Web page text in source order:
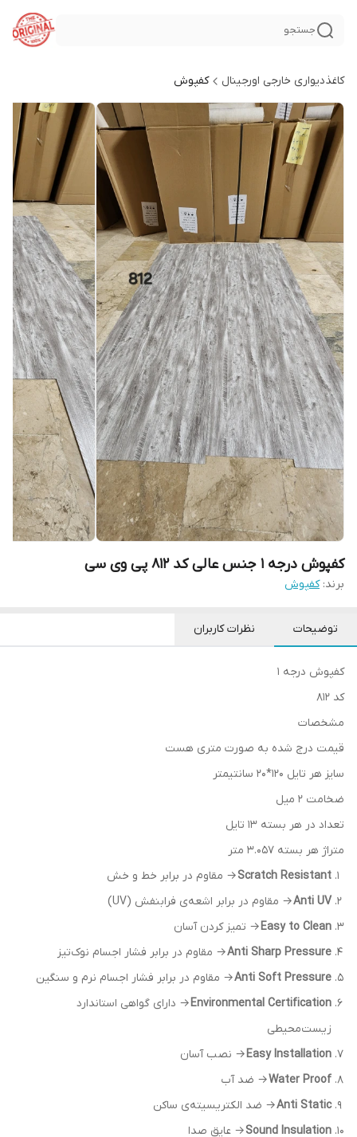
جستجو
کاغذدیواری خارجی اورجینال کفپوش
کفپوش درجه 1 جنس عالی کد 812 پی وی سی
برند: کفپوش
توضیحات نظرات کاربران
کفپوش درجه 1
کد 812
مشخصات
قیمت درج شده به صورت متری هست
سایز هر تایل 120*20 سانتیمتر
ضخامت 2 میل
تعداد در هر بسته 13 تایل
متراژ هر بسته 3.057 متر
Scratch Resistant→ مقاوم در برابر خط و خش
Anti UV→ مقاوم در برابر اشعه‌ی فرابنفش (UV)
Easy to Clean→ تمیز کردن آسان
Anti Sharp Pressure→ مقاوم در برابر فشار اجسام نوک‌تیز
Anti Soft Pressure→ مقاوم در برابر فشار اجسام نرم و سنگین
Environmental Certification→ دارای گواهی استاندارد
زیست‌محیطی
Easy Installation→ نصب آسان
Water Proof→ ضد آب
Anti Static→ ضد الکتریسیته‌ی ساکن
Sound Insulation→ عایق صدا